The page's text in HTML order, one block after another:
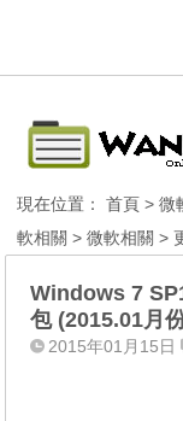
現在位置：首頁 >微
軟相關 >微軟相關 >
Windows 7
包 (2015.01月
2015年01月15日